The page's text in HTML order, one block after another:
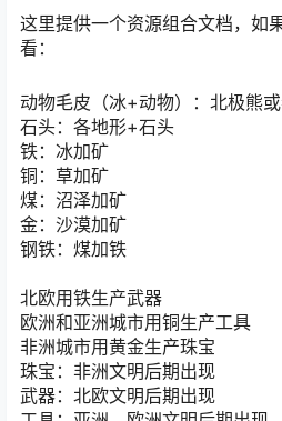
这里提供一个资源组合文档，如
看：
动物毛皮（冰+动物）：北极熊
石头：各地形+石头
铁：冰加矿
铜：草加矿
煤：沼泽加矿
金：沙漠加矿
钢铁：煤加铁
北欧用铁生产武器
欧洲和亚洲城市用铜生产工具
非洲城市用黄金生产珠宝
珠宝：非洲文明后期出现
武器：北欧文明后期出现